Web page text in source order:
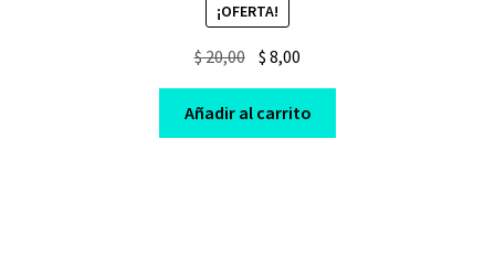
¡OFERTA!
$20,00 Original
price
was:
$ 20,00.
$ 8,00
price
is:
$ 8,00.
Añadir al carrito